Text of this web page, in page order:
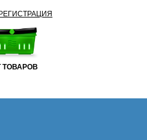
РЕГИСТРАЦИЯ
ТОВАРОВ